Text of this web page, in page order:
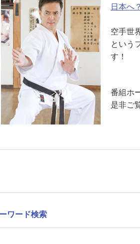
日本へ
空手世
という
す！
番組ホ
是非ご
ワード検索